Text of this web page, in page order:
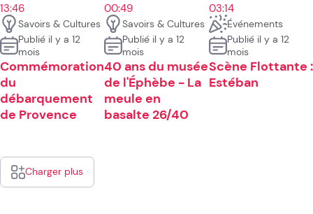
13:46
Savoirs & Cultures
Publié il y a 12
mois
Commémoration
du
débarquement
de Provence
00:49
Savoirs & Cultures
Publié il y a 12
mois
40 ans du musée
de l'Éphèbe - La
meule en
basalte 26/40
03:14
Événements
Publié il y a 12
mois
Scène Flottante :
Estéban
Charger plus